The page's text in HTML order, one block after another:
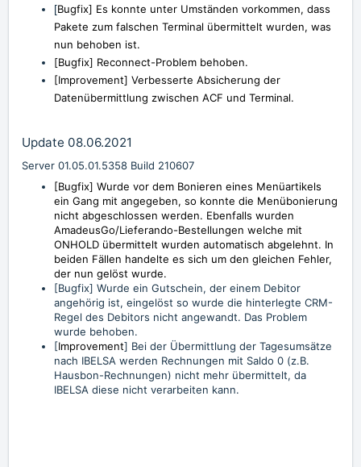
[Bugfix] Es konnte unter Umständen vorkommen, dass
Pakete zum falschen Terminal übermittelt wurden, was
nun behoben ist.
[Bugfix] Reconnect-Problem behoben.
[Improvement] Verbesserte Absicherung der
Datenübermittlung zwischen ACF und Terminal.
Update 08.06.2021
Server 01.05.01.5358 Build 210607
[Bugfix] Wurde vor dem Bonieren eines Menüartikels
ein Gang mit angegeben, so konnte die Menübonierung
nicht abgeschlossen werden. Ebenfalls wurden
AmadeusGo/Lieferando-Bestellungen welche mit
ONHOLD übermittelt wurden automatisch abgelehnt. In
beiden Fällen handelte es sich um den gleichen Fehler,
der nun gelöst wurde.
[Bugfix] Wurde ein Gutschein, der einem Debitor
angehörig ist, eingelöst so wurde die hinterlegte CRM-
Regel des Debitors nicht angewandt. Das Problem
wurde behoben.
[Improvement] Bei der Übermittlung der Tagesumsätze
nach IBELSA werden Rechnungen mit Saldo 0 (z.B.
Hausbon-Rechnungen) nicht mehr übermittelt, da
IBELSA diese nicht verarbeiten kann.